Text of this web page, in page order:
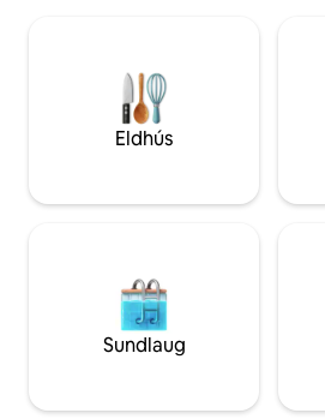
Shakespeare & Co eða bara til að
viðarhitnu heita pottinum okkar
við að þú hafir jafnmikla ánægju af
dvölinni og þú munir heimsækja
Eldhús
Sundlaug